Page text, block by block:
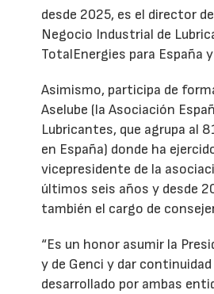
desde 2025, es el director
Negocio Industrial de
TotalEnergies para España
Asimismo, participa de
Aselube (la Asociación
Lubricantes, que agrupa al
en España) donde ha
vicepresidente de la
últimos seis años y desde
también el cargo de
“Es un honor asumir la
y de Genci y dar
desarrollado por ambas